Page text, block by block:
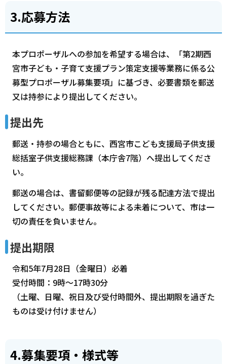
3.応募方法
本プロポーザルへの参加を希望する場合は、「第2期西
宮市子ども・子育て支援プラン策定支援等業務に係る公
募型プロポーザル募集要項」に基づき、必要書類を郵送
又は持参により提出してください。
提出先
郵送・持参の場合ともに、西宮市こども支援局子供支援
総括室子供支援総務課（本庁舎7階）へ提出してくださ
い。
郵送の場合は、書留郵便等の記録が残る配達方法で提出
してください。郵便事故等による未着について、市は一
切の責任を負いません。
提出期限
令和5年7月28日（金曜日）必着
受付時間：9時～17時30分
（土曜、日曜、祝日及び受付時間外、提出期限を過ぎた
ものは受け付けません）
4.募集要項・様式等